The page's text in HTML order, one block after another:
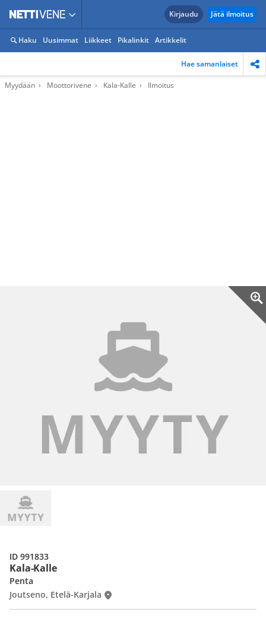
Kirjaudu Jätä ilmoitus
Haku Uusimmat Liikkeet Pikalinkit Artikkelit
Hae samanlaiset
Myydään Moottorivene Kala-Kalle Ilmoitus
Kala-Kalle
Penta
Joutseno, Etelä-Karjala
ID 991833